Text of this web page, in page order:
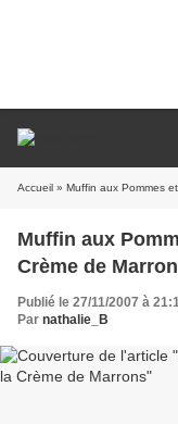
Accueil » Muffin aux Pommes
Muffin aux
Crème de
Publié le 27/11/2007 à
Par nathalie_B